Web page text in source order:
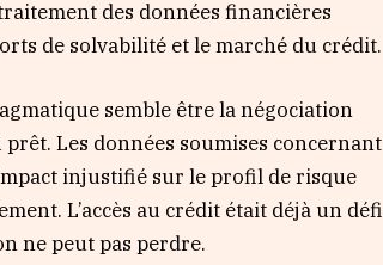
des données financières
de solvabilité et le marché du crédit.
semble être la négociation
Les données soumises concernant
injustifié sur le profil de risque
L’accès au crédit était déjà un défi
ne peut pas perdre.